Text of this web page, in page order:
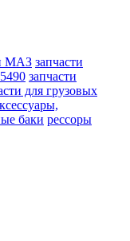
МАЗ запчасти
запчасти
для грузовых
баки рессоры